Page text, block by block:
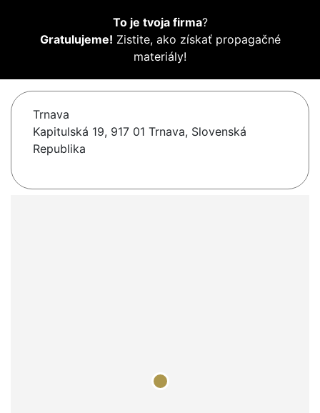
To je tvoja firma?
Gratulujeme! Zistite, ako získať propagačné
materiály!
Trnava
Kapitulská 19, 917 01 Trnava, Slovenská
Republika